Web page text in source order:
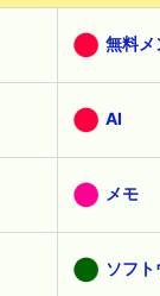
無料メ
AI
メモ
ソフ